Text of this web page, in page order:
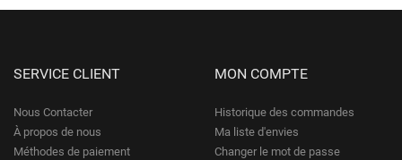
SERVICE CLIENT
Nous Contacter
À propos de nous
Méthodes de paiement
MON COMPTE
Historique des commandes
Ma liste d'envies
Changer le mot de passe